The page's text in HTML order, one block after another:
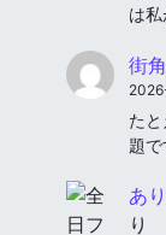
は
街
た
題
あ
り